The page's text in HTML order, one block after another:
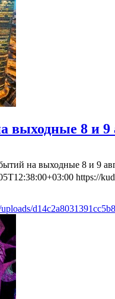
выходные 8 и 9
на выходные 8 и 9
https://